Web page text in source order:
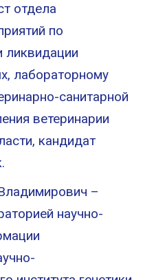
отдела
по
ликвидации
лабораторному
санитарной
ветеринарии
кандидат
–
научно-